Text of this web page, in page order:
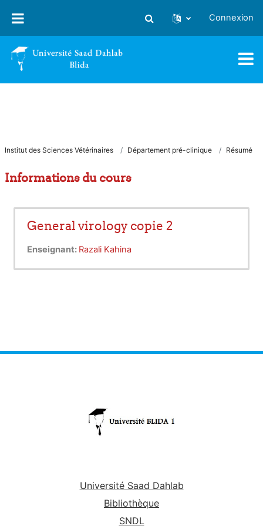
Activer/désactiver la saisie
Connexion
Institut des Sciences Vétérinaires Département pré-clinique Résumé
Informations du cours
General virology copie 2
Enseignant: Razali Kahina
Université Saad Dahlab
Bibliothèque
SNDL